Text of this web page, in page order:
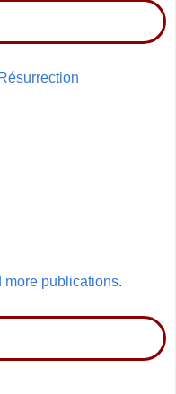
more publications.